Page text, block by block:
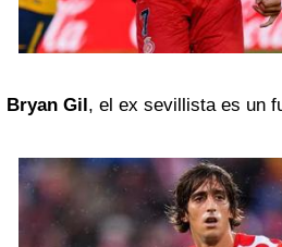
Bryan Gil , el ex sevillista es un